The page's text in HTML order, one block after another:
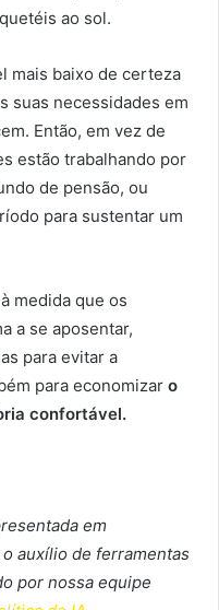
ao sol.
mais baixo de certeza
suas necessidades em
Então, em vez de
estão trabalhando por
de pensão, ou
para sustentar um
medida que os
a se aposentar,
para evitar a
para economizar o
confortável.
em
auxílio de ferramentas
por nossa equipe